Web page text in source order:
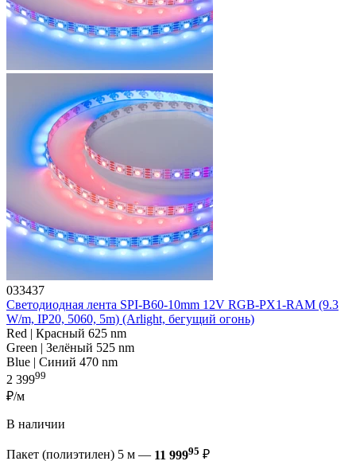
033437
Светодиодная лента SPI-B60-10mm 12V RGB-PX1-RAM (9.3
W/m, IP20, 5060, 5m) (Arlight, бегущий огонь)
Red | Красный 625 nm
Green | Зелёный 525 nm
Blue | Синий 470 nm
2 39999
₽/м
В наличии
Пакет (полиэтилен) 5 м — 11 99995 ₽